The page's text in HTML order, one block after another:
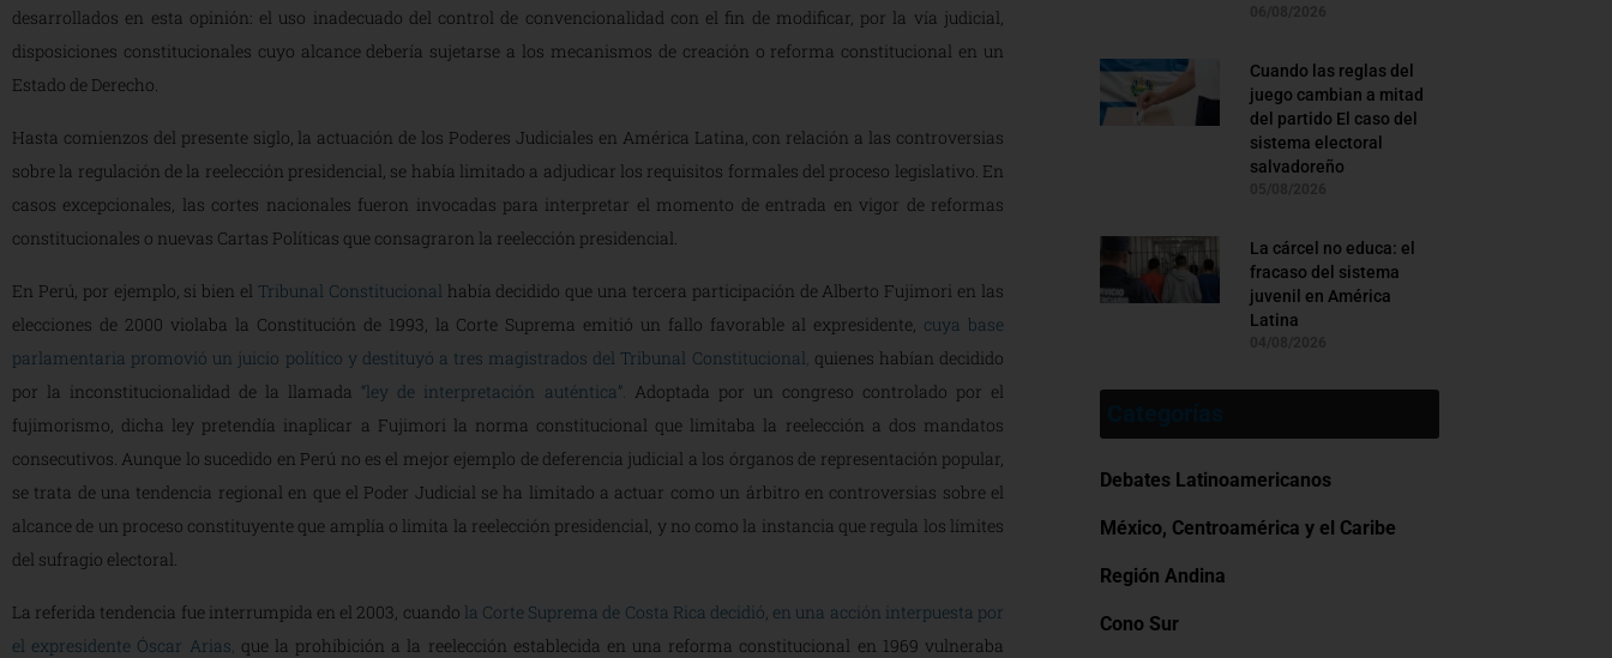
desarrollados en esta opinión: el uso inadecuado del control de convencionalidad con el fin de modificar, por la vía judicial,
disposiciones constitucionales cuyo alcance debería sujetarse a los mecanismos de creación o reforma constitucional en un
Estado de Derecho.
Hasta comienzos del presente siglo, la actuación de los Poderes Judiciales en América Latina, con relación a las controversias
sobre la regulación de la reelección presidencial, se había limitado a adjudicar los requisitos formales del proceso legislativo. En
casos excepcionales, las cortes nacionales fueron invocadas para interpretar el momento de entrada en vigor de reformas
constitucionales o nuevas Cartas Políticas que consagraron la reelección presidencial.
En Perú, por ejemplo, si bien el Tribunal Constitucional había decidido que una tercera participación de Alberto Fujimori en las
elecciones de 2000 violaba la Constitución de 1993, la Corte Suprema emitió un fallo favorable al expresidente, cuya base
parlamentaria promovió un juicio político y destituyó a tres magistrados del Tribunal Constitucional quienes habían decidido
por la inconstitucionalidad de la llamada “ley de interpretación auténtica”. Adoptada por un congreso controlado por el
fujimorismo, dicha ley pretendía inaplicar a Fujimori la norma constitucional que limitaba la reelección a dos mandatos
consecutivos. Aunque lo sucedido en Perú no es el mejor ejemplo de deferencia judicial a los órganos de representación popular,
se trata de una tendencia regional en que el Poder Judicial se ha limitado a actuar como un árbitro en controversias sobre el
alcance de un proceso constituyente que amplía o limita la reelección presidencial, y no como la instancia que regula los límites
del sufragio electoral.
La referida tendencia fue interrumpida en el 2003, cuando la Corte Suprema de Costa Rica decidió, en una acción interpuesta por
el expresidente Óscar Arias que la prohibición a la reelección establecida en una reforma constitucional en 1969 vulneraba
Cuando las reglas del
juego cambian a mitad
del partido El caso del
sistema electoral
salvadoreño
La cárcel no educa: el
fracaso del sistema
juvenil en América
Latina
Debates Latinoamericanos
México, Centroamérica y el Caribe
Región Andina
Cono Sur